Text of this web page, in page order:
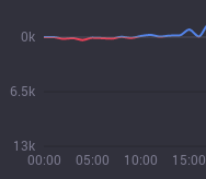
00:00 05:00 10:00 15:00
13k
6.5k
0k